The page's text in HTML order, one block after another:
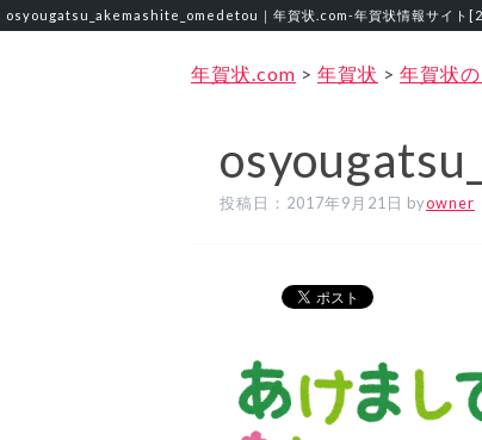
osyougatsu_akemashite_omedetou｜年賀状.com‐年賀状情報サイト
年賀状.com > 年賀状 > 年賀状
投稿日： 2017年9月21日 byowner